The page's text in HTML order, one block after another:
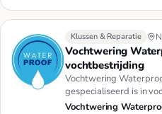
Klussen & Reparatie
Vochtwering
vochtbestrijding
Vochtwering
gespecialiseerd is in
werkzaamheden die wij
Vochtwering